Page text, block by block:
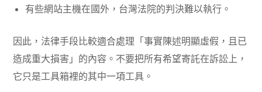
有些網站主機在國外，台灣法院的判決難以執行。
因此，法律手段比較適合處理「事實陳述明顯虛假，且已
造成重大損害」的內容。不要把所有希望寄託在訴訟上，
它只是工具箱裡的其中一項工具。